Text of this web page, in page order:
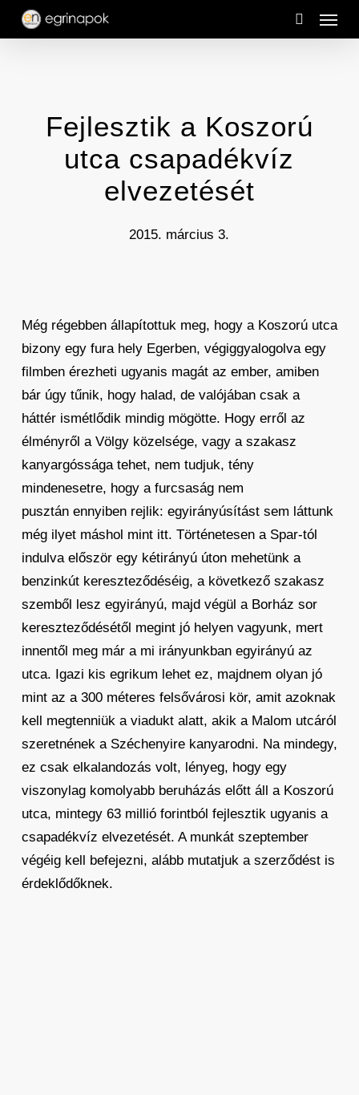
Skip
search
Menu
Fejlesztik a Koszorú
utca csapadékvíz
elvezetését
2015. március 3.
Még régebben állapítottuk meg, hogy a Koszorú utca
bizony egy fura hely Egerben, végiggyalogolva egy
filmben érezheti ugyanis magát az ember, amiben
bár úgy tűnik, hogy halad, de valójában csak a
háttér ismétlődik mindig mögötte. Hogy erről az
élményről a Völgy közelsége, vagy a szakasz
kanyargóssága tehet, nem tudjuk, tény
mindenesetre, hogy a furcsaság nem
pusztán ennyiben rejlik: egyirányúsítást sem láttunk
még ilyet máshol mint itt. Történetesen a Spar-tól
indulva először egy kétirányú úton mehetünk a
benzinkút kereszteződéséig, a következő szakasz
szemből lesz egyirányú, majd végül a Borház sor
kereszteződésétől megint jó helyen vagyunk, mert
innentől meg már a mi irányunkban egyirányú az
utca. Igazi kis egrikum lehet ez, majdnem olyan jó
mint az a 300 méteres felsővárosi kör, amit azoknak
kell megtenniük a viadukt alatt, akik a Malom utcáról
szeretnének a Széchenyire kanyarodni. Na mindegy,
ez csak elkalandozás volt, lényeg, hogy egy
viszonylag komolyabb beruházás előtt áll a Koszorú
utca, mintegy 63 millió forintból fejlesztik ugyanis a
csapadékvíz elvezetését. A munkát szeptember
végéig kell befejezni, alább mutatjuk a szerződést is
érdeklődőknek.